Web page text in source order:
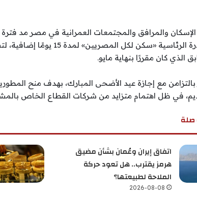
الإسكان والمرافق والمجتمعات العمرانية في مصر مد
الذي كان مقررًا بنهاية مايو.
بالتزامن مع إجازة عيد الأضحى المبارك، بهدف منح
في ظل اهتمام متزايد من شركات القطاع الخاص
صلة
اتفاق إيران وعُمان بشأن مضيق
هرمز يقترب.. هل تعود حركة
الملاحة لطبيعتها؟
2026-08-08